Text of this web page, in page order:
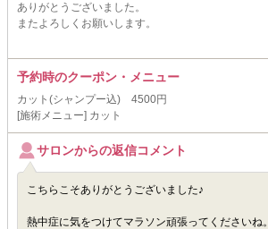
ありがとうございました。
またよろしくお願いします。
予約時のクーポン・メニュー
カット(シャンプー込) 4500円
[施術メニュー] カット
サロンからの返信コメント
こちらこそありがとうございました♪
熱中症に気をつけてマラソン頑張ってくださいね。